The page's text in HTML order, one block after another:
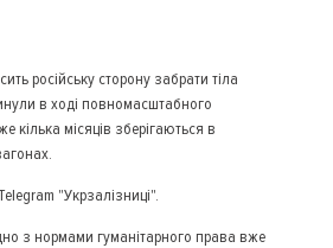
російську сторону забрати тіла
в ході повномасштабного
кілька місяців зберігаються в
"Укрзалізниці".
з нормами гуманітарного права вже